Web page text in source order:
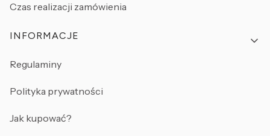
Czas realizacji zamówienia
INFORMACJE
Regulaminy
Polityka prywatności
Jak kupować?